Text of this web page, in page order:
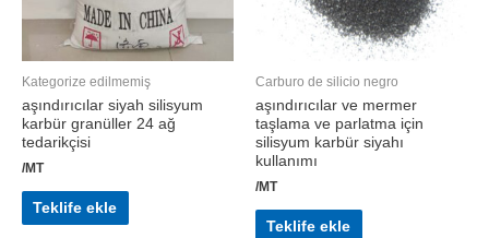
Kategorize edilmemiş
aşındırıcılar siyah silisyum
karbür granüller 24 ağ
tedarikçisi
/MT
Teklife ekle
Carburo de silicio negro
aşındırıcılar ve mermer
taşlama ve parlatma için
silisyum karbür siyahı
kullanımı
/MT
Teklife ekle